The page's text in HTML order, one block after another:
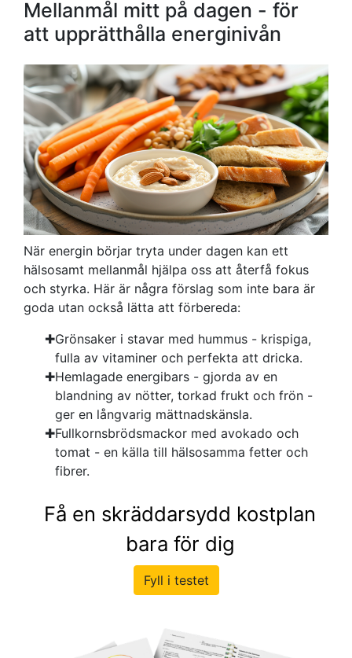
Mellanmål mitt på dagen - för
att upprätthålla energinivån
När energin börjar tryta under dagen kan ett
hälsosamt mellanmål hjälpa oss att återfå fokus
och styrka. Här är några förslag som inte bara är
goda utan också lätta att förbereda:
Grönsaker i stavar med hummus - krispiga,
fulla av vitaminer och perfekta att dricka.
Hemlagade energibars - gjorda av en
blandning av nötter, torkad frukt och frön -
ger en långvarig mättnadskänsla.
Fullkornsbrödsmackor med avokado och
tomat - en källa till hälsosamma fetter och
fibrer.
Få en skräddarsydd kostplan
bara för dig
Fyll i testet